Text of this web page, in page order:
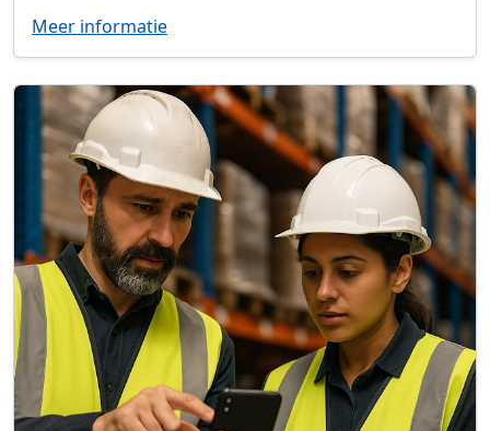
Meer informatie